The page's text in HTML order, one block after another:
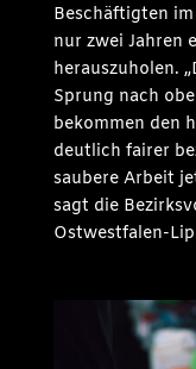
Beschäftigten
nur zwei Jahren
herauszuholen.
Sprung nach
bekommen den
deutlich fairer
saubere Arbeit
sagt die
Ostwestfalen-